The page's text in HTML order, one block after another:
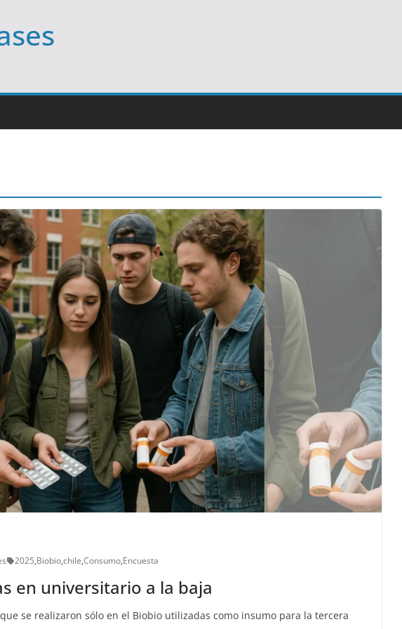
2025,Biobio,chile,Consumo,Encuesta
en universitario a la baja
se realizaron sólo en el Biobio utilizadas como insumo para la tercera